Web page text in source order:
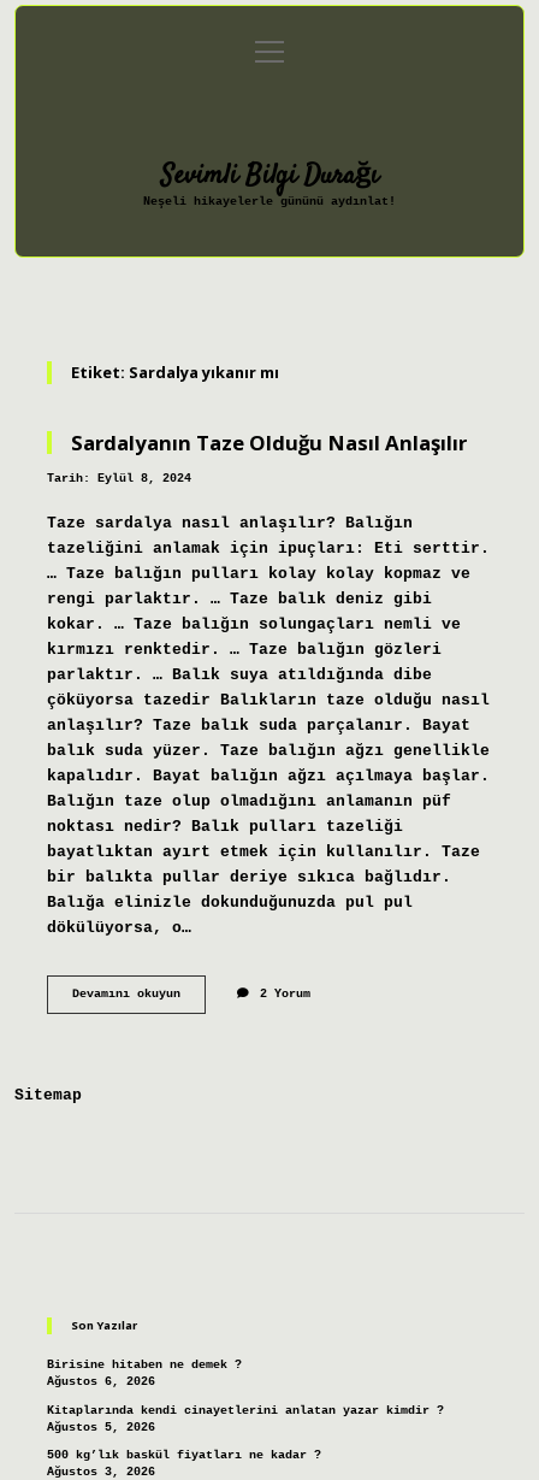
Gizlilik Politikası
menüyü
aç
Sevimli Bilgi Durağı
Neşeli hikayelerle gününü aydınlat!
Etiket: Sardalya yıkanır mı
Sardalyanın Taze Olduğu Nasıl Anlaşılır
Tarih: Eylül 8, 2024
Taze sardalya nasıl anlaşılır? Balığın
tazeliğini anlamak için ipuçları: Eti serttir.
… Taze balığın pulları kolay kolay kopmaz ve
rengi parlaktır. … Taze balık deniz gibi
kokar. … Taze balığın solungaçları nemli ve
kırmızı renktedir. … Taze balığın gözleri
parlaktır. … Balık suya atıldığında dibe
çöküyorsa tazedir Balıkların taze olduğu nasıl
anlaşılır? Taze balık suda parçalanır. Bayat
balık suda yüzer. Taze balığın ağzı genellikle
kapalıdır. Bayat balığın ağzı açılmaya başlar.
Balığın taze olup olmadığını anlamanın püf
noktası nedir? Balık pulları tazeliği
bayatlıktan ayırt etmek için kullanılır. Taze
bir balıkta pullar deriye sıkıca bağlıdır.
Balığa elinizle dokunduğunuzda pul pul
dökülüyorsa, o…
Devamını okuyunSardalyanın
2 Yorum
Sitemap
Son Yazılar
Birisine hitaben ne demek ?
Ağustos 6, 2026
Kitaplarında kendi cinayetlerini anlatan yazar kimdir ?
Ağustos 5, 2026
500 kg’lık baskül fiyatları ne kadar ?
Ağustos 3, 2026